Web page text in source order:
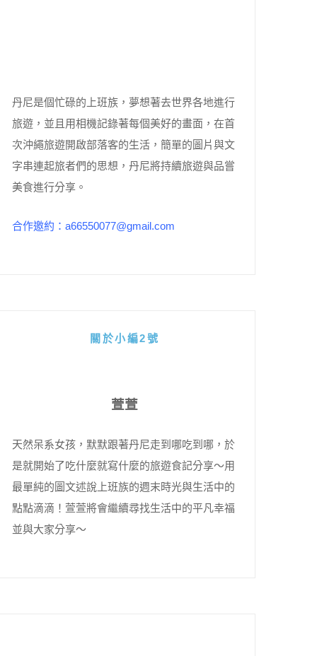
丹尼是個忙碌的上班族，夢想著去世界各地進行
旅遊，並且用相機記錄著每個美好的畫面，在首
次沖繩旅遊開啟部落客的生活，簡單的圖片與文
字串連起旅者們的思想，丹尼將持續旅遊與品嘗
美食進行分享。
合作邀約：a66550077@gmail.com
關於小編2號
萱萱
天然呆系女孩，默默跟著丹尼走到哪吃到哪，於
是就開始了吃什麼就寫什麼的旅遊食記分享～用
最單純的圖文述說上班族的週末時光與生活中的
點點滴滴！萱萱將會繼續尋找生活中的平凡幸福
並與大家分享～